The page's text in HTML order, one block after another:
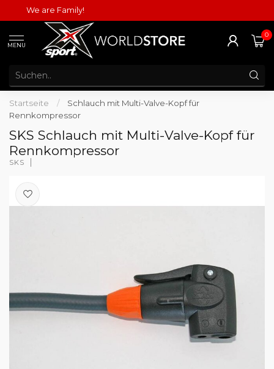
We are Family!
MENU
0
Startseite /
Schlauch mit Multi-Valve-Kopf für
Rennkompressor
SKS Schlauch mit Multi-Valve-Kopf für
Rennkompressor
SKS